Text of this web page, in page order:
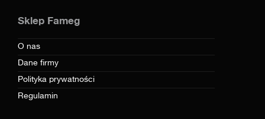
Sklep Fameg
O nas
Dane firmy
Polityka prywatności
Regulamin